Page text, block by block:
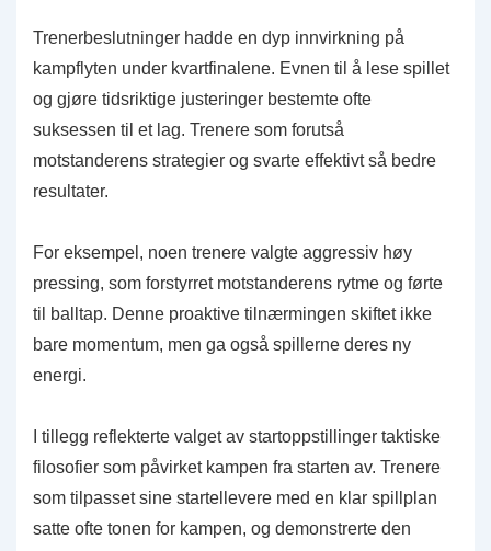
Trenerbeslutninger hadde en dyp innvirkning på
kampflyten under kvartfinalene. Evnen til å lese spillet
og gjøre tidsriktige justeringer bestemte ofte
suksessen til et lag. Trenere som forutså
motstanderens strategier og svarte effektivt så bedre
resultater.
For eksempel, noen trenere valgte aggressiv høy
pressing, som forstyrret motstanderens rytme og førte
til balltap. Denne proaktive tilnærmingen skiftet ikke
bare momentum, men ga også spillerne deres ny
energi.
I tillegg reflekterte valget av startoppstillinger taktiske
filosofier som påvirket kampen fra starten av. Trenere
som tilpasset sine startellevere med en klar spillplan
satte ofte tonen for kampen, og demonstrerte den